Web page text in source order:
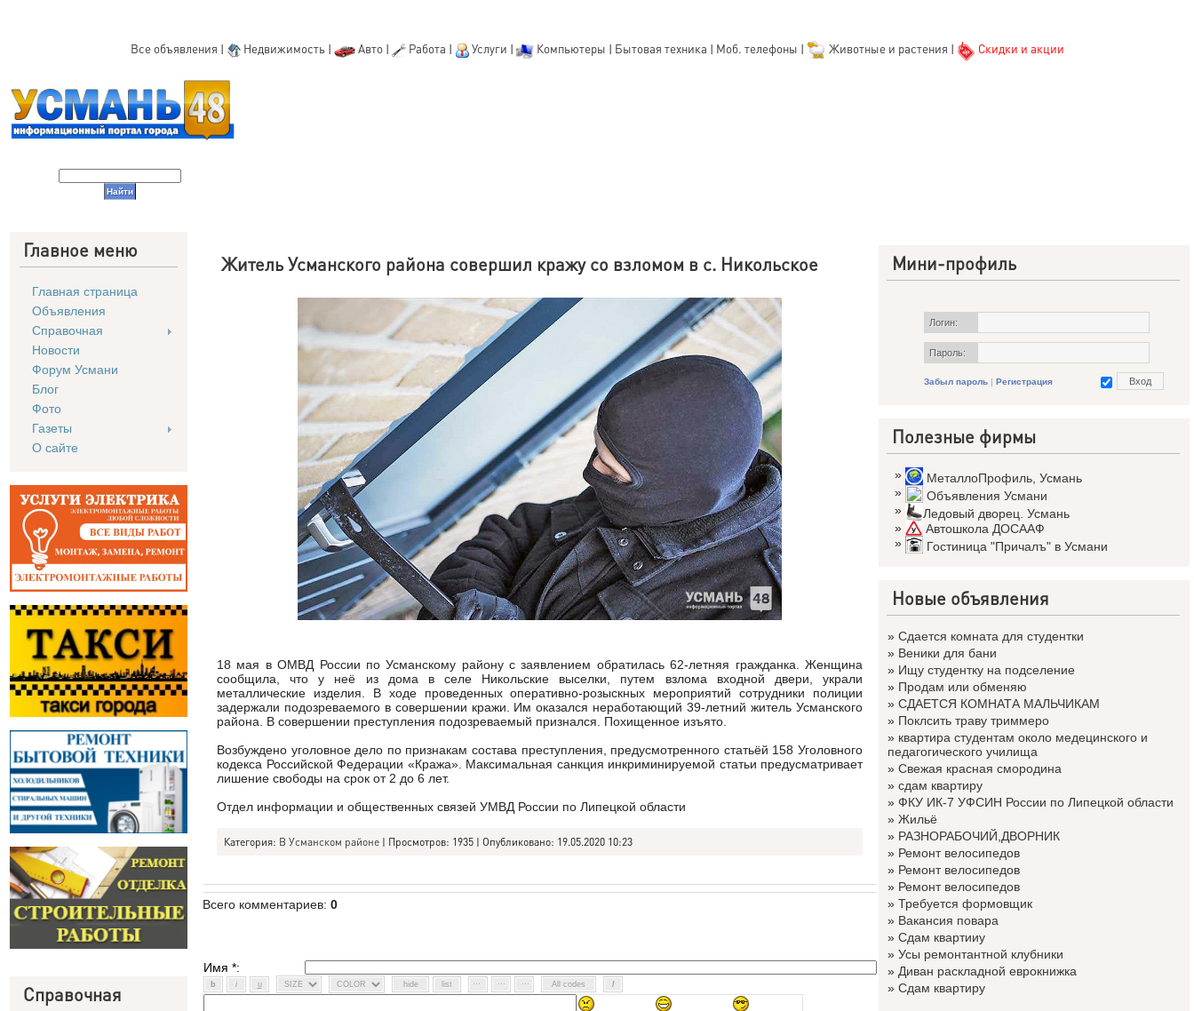
Все объявления | Недвижимость | Авто| Работа | Услуги | Компьютеры | Бытовая техника | Моб. телефоны | Животные и растения | Скидки и акции
Главное меню
Главная страница
Объявления
Справочная
Новости
Форум Усмани
Блог
Фото
Газеты
О сайте
Справочная
Житель Усманского района совершил кражу со взломом в с. Никольское
18 мая в ОМВД России по Усманскому району с заявлением обратилась 62-летняя гражданка. Женщина
сообщила, что у неё из дома в селе Никольские выселки, путем взлома входной двери, украли
металлические изделия. В ходе проведенных оперативно-розыскных мероприятий сотрудники полиции
задержали подозреваемого в совершении кражи. Им оказался неработающий 39-летний житель Усманского
района. В совершении преступления подозреваемый признался. Похищенное изъято.
Возбуждено уголовное дело по признакам состава преступления, предусмотренного статьёй 158 Уголовного
кодекса Российской Федерации «Кража». Максимальная санкция инкриминируемой статьи предусматривает
лишение свободы на срок от 2 до 6 лет.
Отдел информации и общественных связей УМВД России по Липецкой области
Категория: В Усманском районе | Просмотров: 1935 | Опубликовано: 19.05.2020 10:23
Всего комментариев: 0
Имя *:
Мини-профиль
Логин:
Пароль:
Забыл пароль | Регистрация
Полезные фирмы
» МеталлоПрофиль Усмань
»
Объявления Усмани
»
Ледовый дворец. Усмань
»
Автошкола ДОСААФ
»
Гостиница "Причалъ" в Усмани
Новые объявления
» Сдается комната для студентки
» Веники для бани
» Ищу студентку на подселение
» Продам или обменяю
» СДАЕТСЯ КОМНАТА МАЛЬЧИКАМ
» Поклсить траву триммеро
» квартира студентам около медецинского и
педагогического училища
» Свежая красная смородина
» сдам квартиру
» ФКУ ИК-7 УФСИН России по Липецкой области
» Жильё
» РАЗНОРАБОЧИЙ,ДВОРНИК
» Ремонт велосипедов
» Ремонт велосипедов
» Ремонт велосипедов
» Требуется формовщик
» Вакансия повара
» Сдам квартииу
» Усы ремонтантной клубники
» Диван раскладной еврокнижка
» Сдам квартиру